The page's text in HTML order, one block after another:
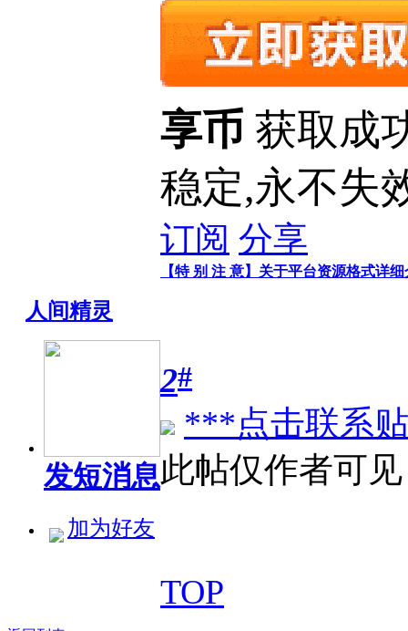
享币 获取成
稳定,永不失
订阅 分享
【特 别 注 意】关于平台资源格式详
人间精灵
发短消息
加为好友
2#
***点击联系
此帖仅作者可见
TOP